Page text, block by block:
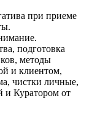
при приеме
подготовка
методы
и клиентом,
чистки личные,
и Куратором от